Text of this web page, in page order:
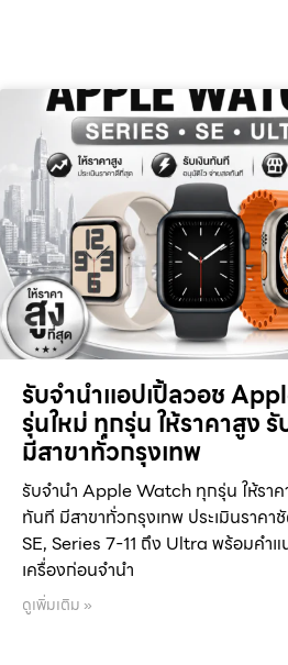
รับจำนำแอปเปิ้ลวอช
รุ่นใหม่ ทุกรุ่น ให้ราคาสูง
มีสาขาทั่วกรุงเทพ
รับจำนำ Apple Watch ทุกรุ่น ให้ราค
ทันที มีสาขาทั่วกรุงเทพ ประเมินราคา
SE, Series 7-11 ถึง Ultra พร้อมคำแ
เครื่องก่อนจำนำ
ดูเพิ่มเติม »